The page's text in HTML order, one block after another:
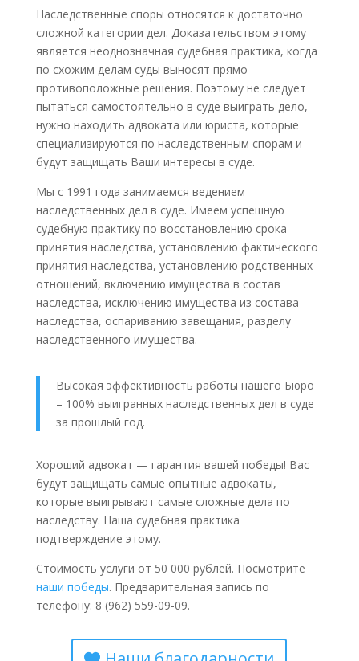
Наследственные споры относятся к достаточно
сложной категории дел. Доказательством этому
является неоднозначная судебная практика, когда
по схожим делам суды выносят прямо
противоположные решения. Поэтому не следует
пытаться самостоятельно в суде выиграть дело,
нужно находить адвоката или юриста, которые
специализируются по наследственным спорам и
будут защищать Ваши интересы в суде.
Мы с 1991 года занимаемся ведением
наследственных дел в суде. Имеем успешную
судебную практику по восстановлению срока
принятия наследства, установлению фактического
принятия наследства, установлению родственных
отношений, включению имущества в состав
наследства, исключению имущества из состава
наследства, оспариванию завещания, разделу
наследственного имущества.
Высокая эффективность работы нашего Бюро
– 100% выигранных наследственных дел в суде
за прошлый год.
Хороший адвокат — гарантия вашей победы! Вас
будут защищать самые опытные адвокаты,
которые выигрывают самые сложные дела по
наследству. Наша судебная практика
подтверждение этому.
Стоимость услуги от 50 000 рублей. Посмотрите
наши победы. Предварительная запись по
телефону: 8 (962) 559-09-09.